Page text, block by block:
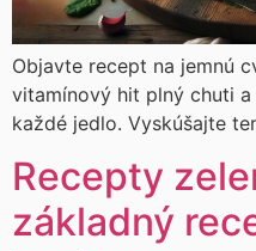
Objavte recept na jemnú
vitamínový hit plný chuti
každé jedlo. Vyskúšajte
Recepty
základný